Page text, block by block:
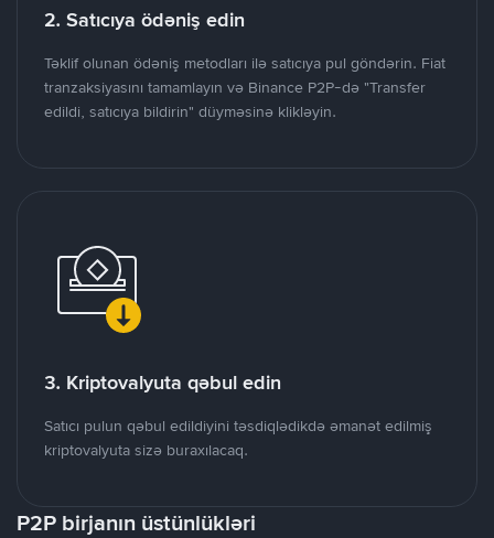
2. Satıcıya ödəniş edin
Təklif olunan ödəniş metodları ilə satıcıya pul göndərin. Fiat
tranzaksiyasını tamamlayın və Binance P2P-də "Transfer
edildi, satıcıya bildirin" düyməsinə klikləyin.
3. Kriptovalyuta qəbul edin
Satıcı pulun qəbul edildiyini təsdiqlədikdə əmanət edilmiş
kriptovalyuta sizə buraxılacaq.
P2P birjanın üstünlükləri